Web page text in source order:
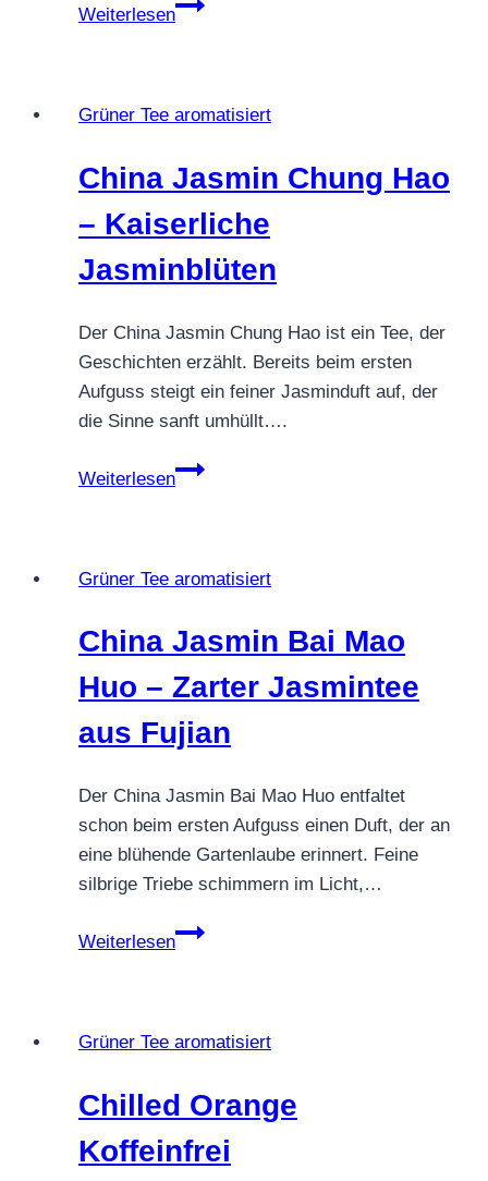
Weiterlesen
China
–
Kunst
des
Perlentees
Grüner Tee aromatisiert
China Jasmin Chung Hao
– Kaiserliche
Jasminblüten
Der China Jasmin Chung Hao ist ein Tee, der
Geschichten erzählt. Bereits beim ersten
Aufguss steigt ein feiner Jasminduft auf, der
die Sinne sanft umhüllt….
Weiterlesen
China
–
Jasminblüten
Grüner Tee aromatisiert
China Jasmin Bai Mao
Huo – Zarter Jasmintee
aus Fujian
Der China Jasmin Bai Mao Huo entfaltet
schon beim ersten Aufguss einen Duft, der an
eine blühende Gartenlaube erinnert. Feine
silbrige Triebe schimmern im Licht,…
Weiterlesen
China
Huo
Zarter
Jasmintee
aus
Grüner Tee aromatisiert
Chilled Orange
Koffeinfrei